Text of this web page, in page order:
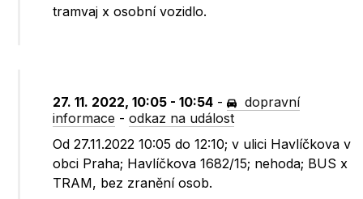
tramvaj x osobní vozidlo.
27. 11. 2022, 10:05 - 10:54 -
dopravní
informace -odkaz na událost
Od 27.11.2022 10:05 do 12:10; v ulici Havlíčkova v
obci Praha; Havlíčkova 1682/15; nehoda; BUS x
TRAM, bez zranění osob.